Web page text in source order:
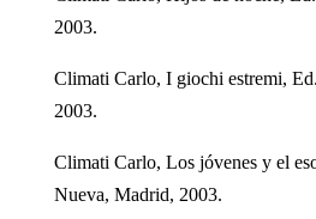
2003.
Climati Carlo, I giochi estremi,
2003.
Climati Carlo, Los jóvenes y el
Nueva, Madrid, 2003.